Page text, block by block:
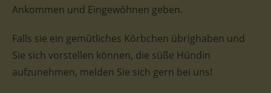
Ankommen und Eingewöhnen geben.
Falls sie ein gemütliches Körbchen übrighaben und
Sie sich vorstellen können, die süße Hündin
aufzunehmen, melden Sie sich gern bei uns!